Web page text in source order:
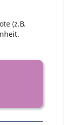
(z.B.